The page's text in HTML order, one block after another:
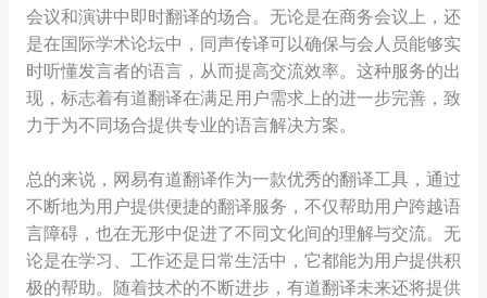
会议和演讲中即时翻译的场合。无论是在商务会议上，还
是在国际学术论坛中，同声传译可以确保与会人员能够实
时听懂发言者的语言，从而提高交流效率。这种服务的出
现，标志着有道翻译在满足用户需求上的进一步完善，致
力于为不同场合提供专业的语言解决方案。
总的来说，网易有道翻译作为一款优秀的翻译工具，通过
不断地为用户提供便捷的翻译服务，不仅帮助用户跨越语
言障碍，也在无形中促进了不同文化间的理解与交流。无
论是在学习、工作还是日常生活中，它都能为用户提供积
极的帮助。随着技术的不断进步，有道翻译未来还将提供